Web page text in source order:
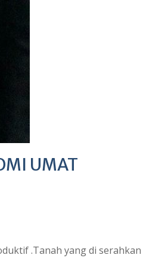
UMAT
.Tanah yang di